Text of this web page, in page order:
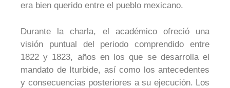
era bien querido entre el pueblo mexicano.
Durante la charla, el académico ofreció una
visión puntual del periodo comprendido entre
1822 y 1823, años en los que se desarrolla el
mandato de Iturbide, así como los antecedentes
y consecuencias posteriores a su ejecución. Los